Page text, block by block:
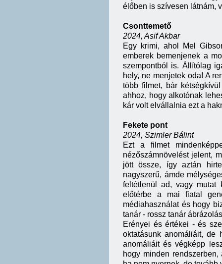
élőben is szívesen látnám,
Csonttemető
2024, Asif Akbar
Egy krimi, ahol Mel
emberek bemenjenek a
szempontból is. Állítólag
hely, ne menjetek oda! A
több filmet, bár
ahhoz, hogy alkotónak
kár volt elvállalnia ezt a
Fekete pont
2024, Szimler Bálint
Ezt a filmet
nézőszámnövelést jelent,
jött össze, így aztán
nagyszerű, ámde
feltétlenül ad, vagy mutat
előtérbe a mai fiatal
médiahasználat és hogy
tanár - rossz tanár
Erényei és értékei - és
oktatásunk anomáliáit, de
anomáliáit és végképp
hogy minden